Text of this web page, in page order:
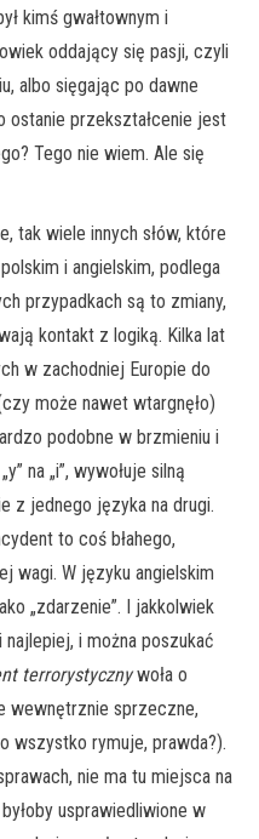
kimś gwałtownym i
oddający się pasji, czyli
albo sięgając po dawne
ostanie przekształcenie jest
Tego nie wiem. Ale się
tak wiele innych słów, które
i angielskim, podlega
przypadkach są to zmiany,
kontakt z logiką. Kilka lat
w zachodniej Europie do
może nawet wtargnęło)
podobne w brzmieniu i
na „i”, wywołuje silną
z jednego języka na drugi.
to coś błahego,
wagi. W języku angielskim
„zdarzenie”. I jakkolwiek
i można poszukać
terrorystycznywoła o
wewnętrznie sprzeczne,
wszystko rymuje, prawda?).
nie ma tu miejsca na
usprawiedliwione w